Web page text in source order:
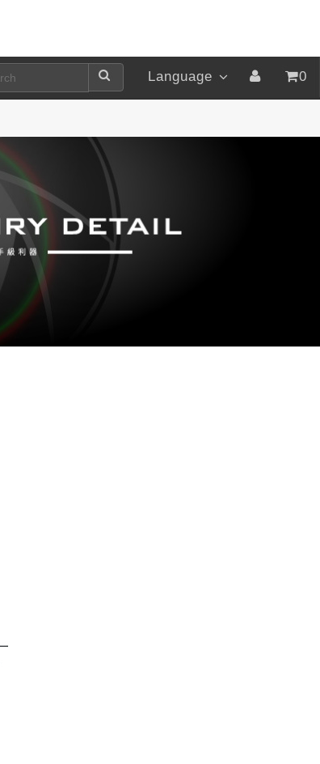
Language 0